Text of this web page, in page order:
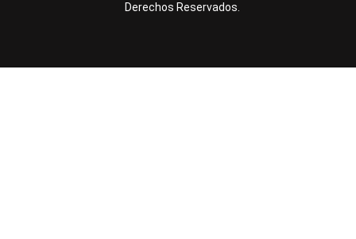
Derechos Reservados.